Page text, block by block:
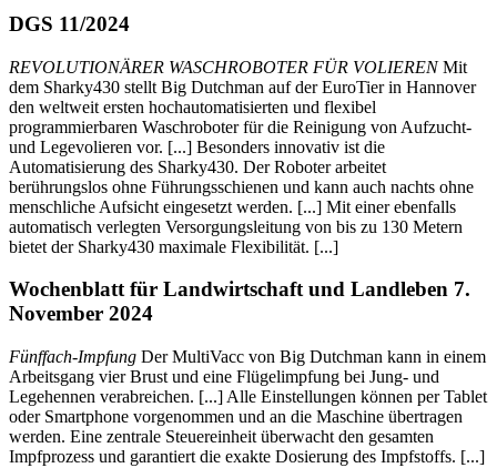
DGS 11/2024
REVOLUTIONÄRER WASCHROBOTER FÜR VOLIERENMit
dem Sharky430 stellt Big Dutchman auf der EuroTier in Hannover
den weltweit ersten hochautomatisierten und flexibel
programmierbaren Waschroboter für die Reinigung von Aufzucht-
und Legevolieren vor. [...] Besonders innovativ ist die
Automatisierung des Sharky430. Der Roboter arbeitet
berührungslos ohne Führungsschienen und kann auch nachts ohne
menschliche Aufsicht eingesetzt werden. [...] Mit einer ebenfalls
automatisch verlegten Versorgungsleitung von bis zu 130 Metern
bietet der Sharky430 maximale Flexibilität. [...]
Wochenblatt für Landwirtschaft und Landleben 7.
November 2024
Fünffach-Impfung Der MultiVacc von Big Dutchman kann in einem
Arbeitsgang vier Brust und eine Flügelimpfung bei Jung- und
Legehennen verabreichen. [...] Alle Einstellungen können per Tablet
oder Smartphone vorgenommen und an die Maschine übertragen
werden. Eine zentrale Steuereinheit überwacht den gesamten
Impfprozess und garantiert die exakte Dosierung des Impfstoffs. [...]